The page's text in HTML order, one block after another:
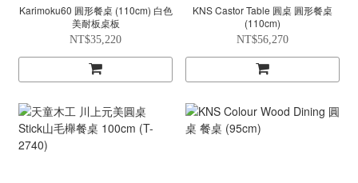
Karimoku60 圓形餐桌 (110cm) 白色
美耐板桌板
NT$35,220
KNS Castor Table 圓桌 圓形餐桌
(110cm)
NT$56,270